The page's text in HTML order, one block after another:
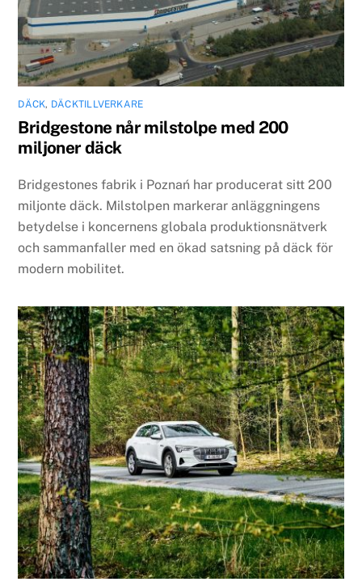
DÄCK, DÄCKTILLVERKARE
Bridgestone når milstolpe med 200
miljoner däck
Bridgestones fabrik i Poznań har producerat sitt 200
miljonte däck. Milstolpen markerar anläggningens
betydelse i koncernens globala produktionsnätverk
och sammanfaller med en ökad satsning på däck för
modern mobilitet.